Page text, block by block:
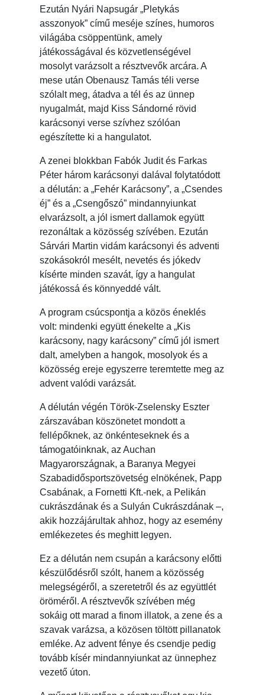
Ezután Nyári Napsugár „Pletykás
asszonyok” című meséje színes, humoros
világába csöppentünk, amely
játékosságával és közvetlenségével
mosolyt varázsolt a résztvevők arcára. A
mese után Obenausz Tamás téli verse
szólalt meg, átadva a tél és az ünnep
nyugalmát, majd Kiss Sándorné rövid
karácsonyi verse szívhez szólóan
egészítette ki a hangulatot.
A zenei blokkban Fabók Judit és Farkas
Péter három karácsonyi dalával folytatódott
a délután: a „Fehér Karácsony”, a „Csendes
éj” és a „Csengőszó” mindannyiunkat
elvarázsolt, a jól ismert dallamok együtt
rezonáltak a közösség szívében. Ezután
Sárvári Martin vidám karácsonyi és adventi
szokásokról mesélt, nevetés és jókedv
kísérte minden szavát, így a hangulat
játékossá és könnyeddé vált.
A program csúcspontja a közös éneklés
volt: mindenki együtt énekelte a „Kis
karácsony, nagy karácsony” című jól ismert
dalt, amelyben a hangok, mosolyok és a
közösség ereje egyszerre teremtette meg az
advent valódi varázsát.
A délután végén Török-Zselensky Eszter
zárszavában köszönetet mondott a
fellépőknek, az önkénteseknek és a
támogatóinknak, az Auchan
Magyarországnak, a Baranya Megyei
Szabadidősportszövetség elnökének, Papp
Csabának, a Fornetti Kft.-nek, a Pelikán
cukrászdának és a Sulyán Cukrászdának –,
akik hozzájárultak ahhoz, hogy az esemény
emlékezetes és meghitt legyen.
Ez a délután nem csupán a karácsony előtti
készülődésről szólt, hanem a közösség
melegségéről, a szeretetről és az együttlét
öröméről. A résztvevők szívében még
sokáig ott marad a finom illatok, a zene és a
szavak varázsa, a közösen töltött pillanatok
emléke. Az advent fénye és csendje pedig
tovább kísér mindannyiunkat az ünnephez
vezető úton.